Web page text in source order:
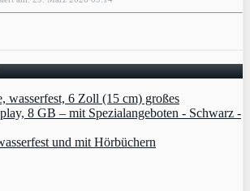
und mit Hörbüchern